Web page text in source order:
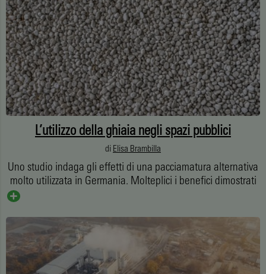
L’utilizzo della ghiaia negli spazi pubblici
di Elisa Brambilla
Uno studio indaga gli effetti di una pacciamatura alternativa
molto utilizzata in Germania. Molteplici i benefici dimostrati